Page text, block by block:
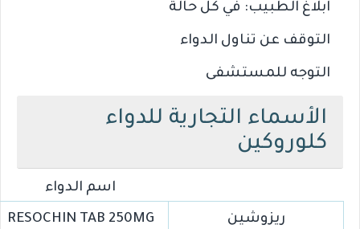
ابلاغ الطبيب: في كل حالة
التوقف عن تناول الدواء
التوجه للمستشفى
الأسماء التجارية للدواء
كلوروكين
اسم الدواء
ريزوشين RESOCHIN TAB 250MG